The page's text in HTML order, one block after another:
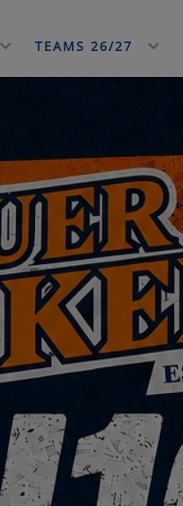
TEAMS 26/27